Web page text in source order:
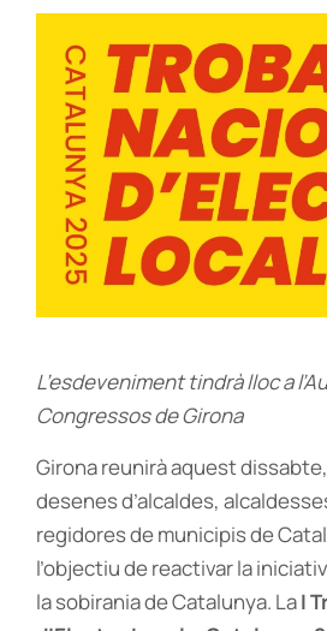
L’esdeveniment tindrà lloc a
Congressos de Girona
Girona reunirà aquest dissabte,
desenes d’alcaldes,
regidores de municipis de
l’objectiu de reactivar la
la sobirania de Catalunya. LaI